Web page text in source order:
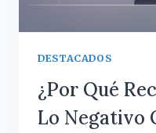
DESTACADOS
¿Por Qué
Lo Negativo